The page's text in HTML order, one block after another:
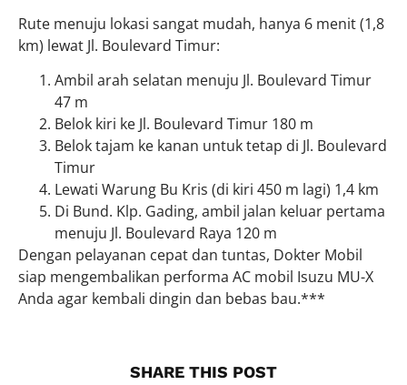
Rute menuju lokasi sangat mudah, hanya 6 menit (1,8
km) lewat Jl. Boulevard Timur:
Ambil arah selatan menuju Jl. Boulevard Timur
47 m
Belok kiri ke Jl. Boulevard Timur 180 m
Belok tajam ke kanan untuk tetap di Jl. Boulevard
Timur
Lewati Warung Bu Kris (di kiri 450 m lagi) 1,4 km
Di Bund. Klp. Gading, ambil jalan keluar pertama
menuju Jl. Boulevard Raya 120 m
Dengan pelayanan cepat dan tuntas, Dokter Mobil
siap mengembalikan performa AC mobil Isuzu MU-X
Anda agar kembali dingin dan bebas bau.***
SHARE THIS POST​